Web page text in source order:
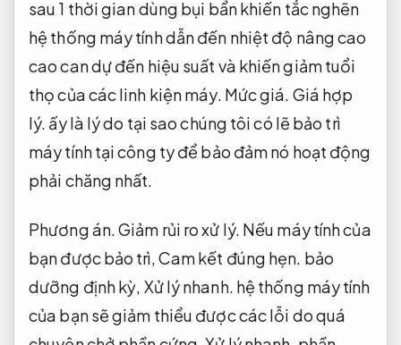
sau 1 thời gian dùng bụi bẩn khiến tắc nghẽn
hệ thống máy tính dẫn đến nhiệt độ nâng cao
cao can dự đến hiệu suất và khiến giảm tuổi
thọ của các linh kiện máy. Mức giá. Giá hợp
lý. ấy là lý do tại sao chúng tôi có lẽ bảo trì
máy tính tại công ty để bảo đảm nó hoạt động
phải chăng nhất.
Phương án.Giảm rủi ro xử lý. Nếu máy tính của
bạn được bảo trì,Cam kết đúng hẹn. bảo
dưỡng định kỳ, Xử lý nhanh. hệ thống máy tính
của bạn sẽ giảm thiểu được các lỗi do quá